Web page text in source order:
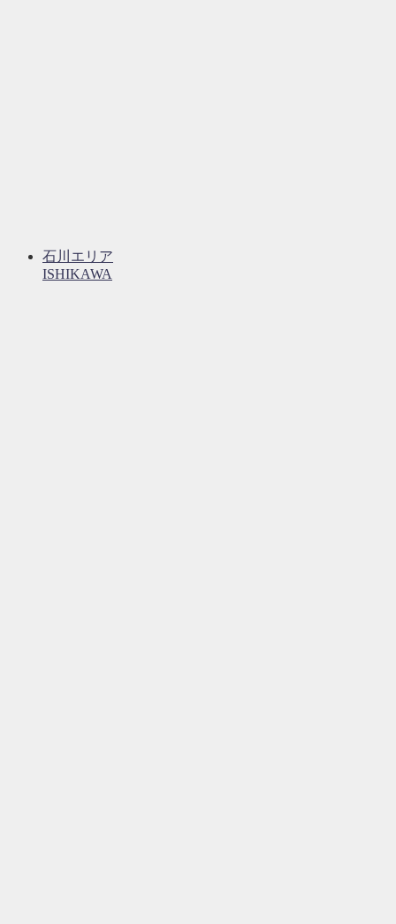
石川エリア
ISHIKAWA